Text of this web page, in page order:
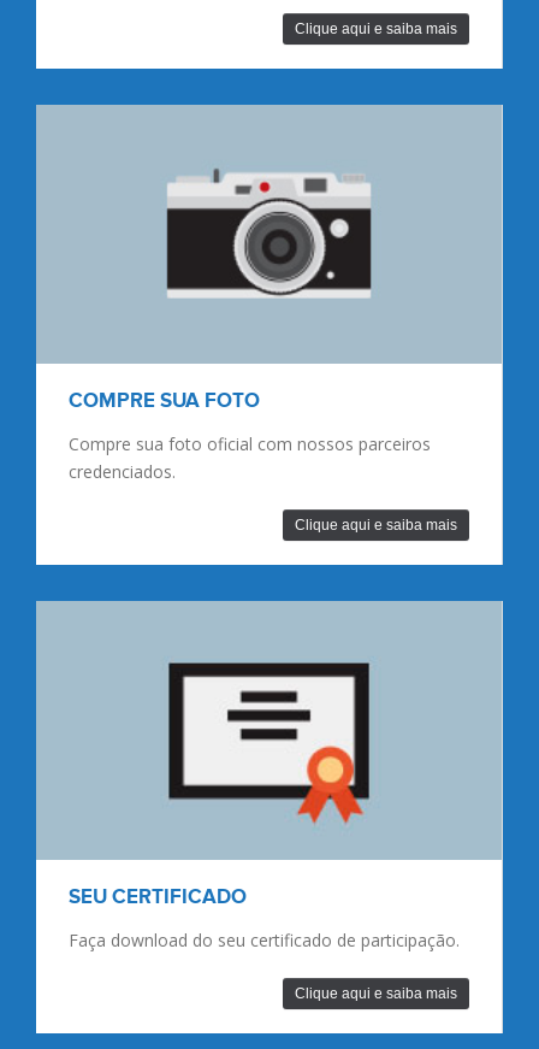
Clique aqui e saiba mais
NÚMERO DE PEITO
Informações importantes sobre o número de
peito.
Clique aqui e saiba mais
60 ANOS E ACIMA
Informações importantes para atletas com 60